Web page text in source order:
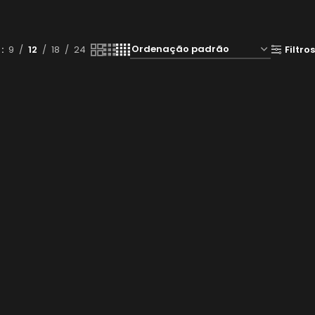
9 12 18 24 Filtros